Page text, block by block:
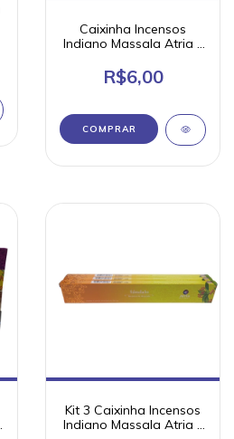
Caixinha Incensos
Indiano Massala Atria -
R$6,00
COMPRAR
Kit 3 Caixinha Incensos
Indiano Massala Atria -